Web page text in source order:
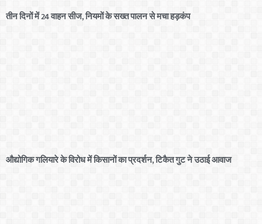
तीन दिनों में 24 वाहन सीज, नियमों के सख्त पालन से मचा हड़कंप
औद्योगिक गलियारे के विरोध में किसानों का प्रदर्शन, टिकैत गुट ने उठाई आवाज